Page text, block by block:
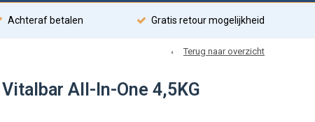
Achteraf betalen Gratis retour mogelijkheid
Terug naar overzicht
All-In-One 4,5KG